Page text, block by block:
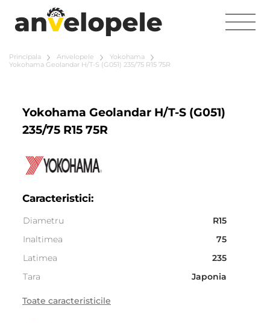
Principala Anvelopele
Yokohama
Yokohama Geolandar H/T-S (G051) 235/75 R15 75R
Yokohama Geolandar H/T-S (G051)
235/75 R15 75R
Caracteristici:
Diametru
R15
Inaltimea
75
Latimea
235
Tara
Japonia
Sezonalitate
Toate caracteristicile